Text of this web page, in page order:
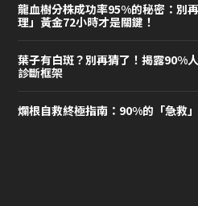
龍血樹分株成功率95%的秘密：別
理」黃金72小時才是關鍵！
葉子有白斑？別再猜了！揭露90%
診斷框架
爛根自救終極指南：90%的「急救